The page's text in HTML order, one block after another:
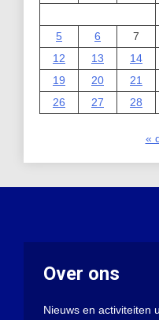
5
6 7
12
13 14
19
20 21
26
27 28
«
Over ons
Nieuws en activiteiten